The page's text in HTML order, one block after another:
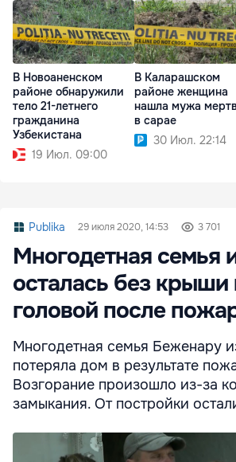
В Новоаненском
районе обнаружили
тело 21-летнего
гражданина
Узбекистана
19 Июл. 09:00
В Каларашском
районе женщина
нашла мужа
в сарае
30 Июл. 22:14
Publika 29 июля 2020, 14:53 3 701
Многодетная семья
осталась без крыши
головой после
Многодетная семья Беженару
потеряла дом в результате
Возгорание произошло из-за
замыкания. От постройки